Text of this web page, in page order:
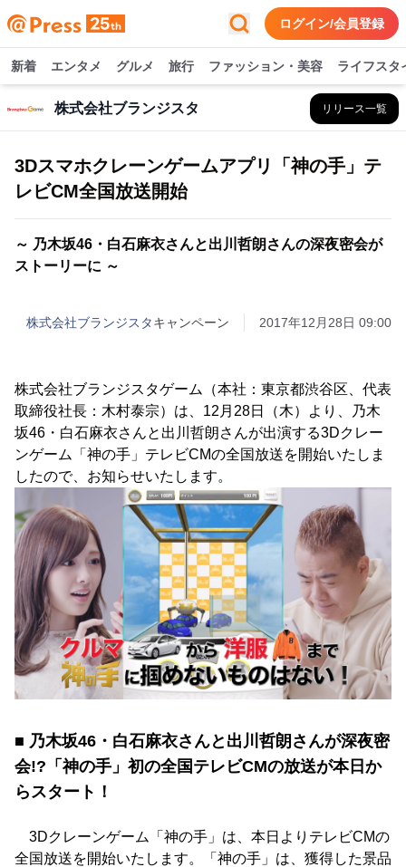
ログイン/会員登録
新着 エンタメ グルメ 旅行 ファッション・美容 ライフスタ
株式会社ブランジスタ リリース一覧
3Dスマホクレーンゲームアプリ「神の手」テ
レビCM全国放送開始
～ 乃木坂46・白石麻衣さんと出川哲朗さんの深夜密会が
ストーリーに ～
株式会社ブランジスタキャンペーン 2017年12月28日 09:00
株式会社ブランジスタゲーム（本社：東京都渋谷区、代表
取締役社長：木村泰宗）は、12月28日（木）より、乃木
坂46・白石麻衣さんと出川哲朗さんが出演する3Dクレー
ンゲーム「神の手」テレビCMの全国放送を開始いたしま
したので、お知らせいたします。
■ 乃木坂46・白石麻衣さんと出川哲朗さんが深夜密
会!?「神の手」初の全国テレビCMの放送が本日か
らスタート！
3Dクレーンゲーム「神の手」は、本日よりテレビCMの
全国放送を開始いたします。「神の手」は、獲得した景品